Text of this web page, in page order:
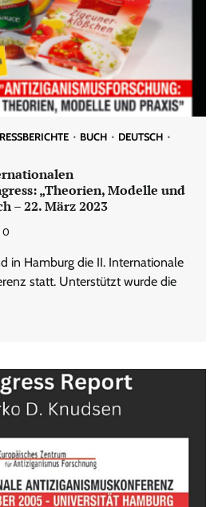
BUCH
DEUTSCH
„Theorien, Modelle und
– 22. März 2023
0
in Hamburg die II. Internationale
statt. Unterstützt wurde die